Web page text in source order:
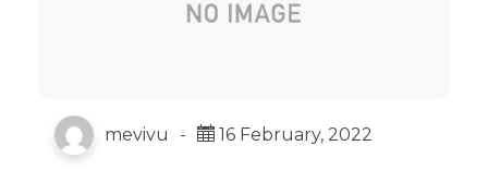
mevivu - 16 February, 2022